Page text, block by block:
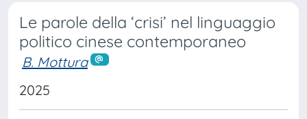
Le parole della ‘crisi’ nel linguaggio
politico cinese contemporaneo
B. Mottura
2025